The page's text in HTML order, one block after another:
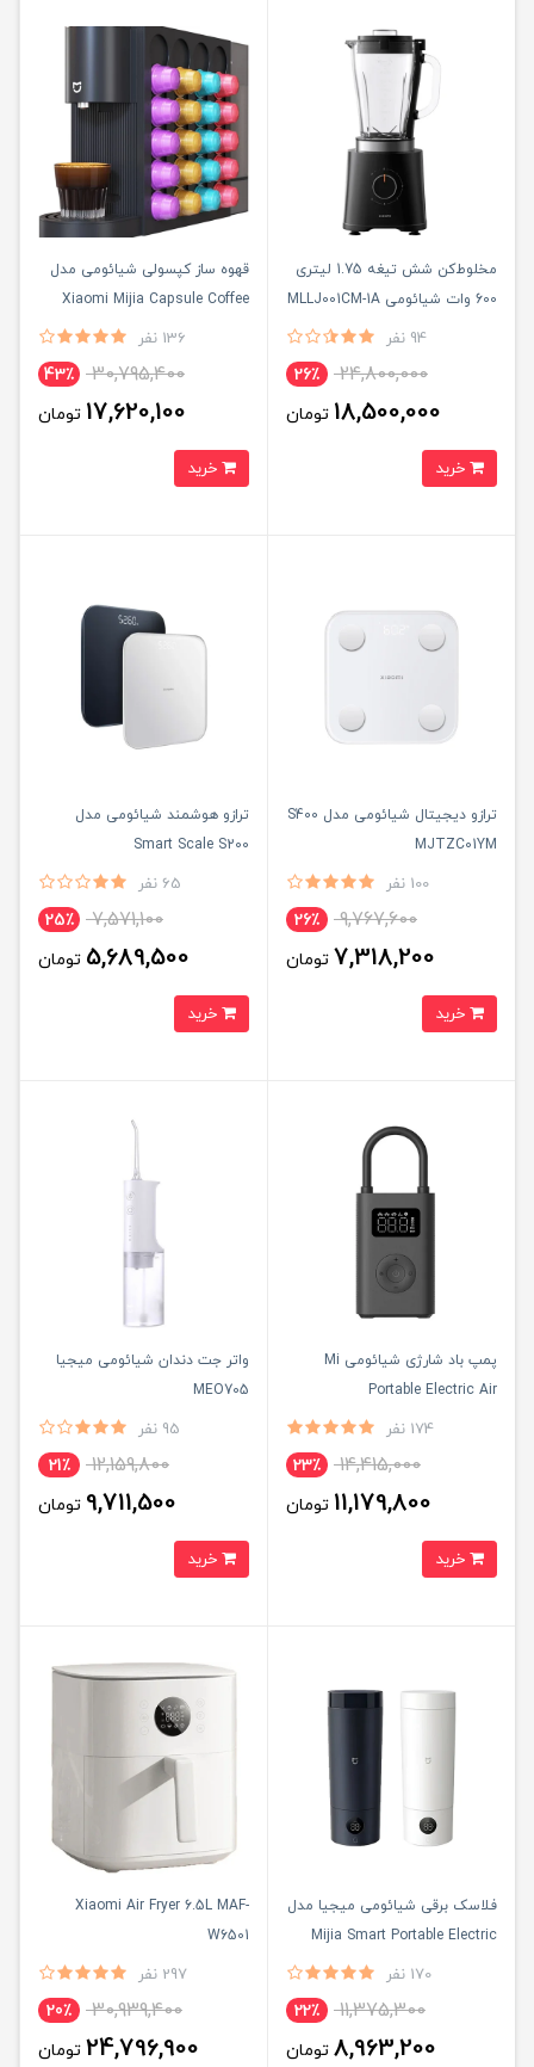
مخلوط‌کن شش تیغه 1.75 لیتری
600 وات شیائومی MLLJ001CM-1A
94 نفر
24,800,000 26٪
18,500,000 تومان
قهوه ساز کپسولی شیائومی مدل
‏Xiaomi Mijia Capsule Coffee
Machine S1136 نفر
30,795,400 43٪
17,620,100 تومان
ترازو دیجیتال شیائومی مدل S400
MJTZC01YM
100 نفر
9,767,600 26٪
7,318,200 تومان
ترازو هوشمند شیائومی مدل
Smart Scale S200
65 نفر
7,571,100 25٪
5,689,500 تومان
پمپ باد شارژی شیائومی Mi
Portable Electric Air
Compressor 2 MJCQB06QW
174 نفر
14,415,000 23٪
11,179,800 تومان
واتر جت دندان شیائومی میجیا
MEO705
95 نفر
12,159,800 21٪
9,711,500 تومان
فلاسک برقی شیائومی میجیا مدل
Mijia Smart Portable Electric
Heating Cup 2
170 نفر
11,375,300 22٪
8,963,200 تومان
Xiaomi Air Fryer 6.5L MAF-
W6501
297 نفر
30,939,400 20٪
24,796,900 تومان